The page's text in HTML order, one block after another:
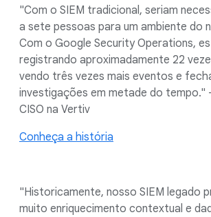
"Com o SIEM tradicional, seriam
a sete pessoas para um ambiente do
Com o Google Security Operations,
registrando aproximadamente 22
vendo três vezes mais eventos e
investigações em metade do tempo."
CISO na Vertiv
Conheça a história
"Historicamente, nosso SIEM legado
muito enriquecimento contextual e